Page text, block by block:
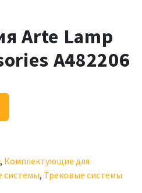
Arte Lamp
A482206
, Комплектующие для
системы, Трековые системы